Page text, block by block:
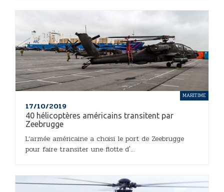
17/10/2019
40 hélicoptères américains transitent par
Zeebrugge
L’armée américaine a choisi le port de Zeebrugge
pour faire transiter une flotte d'...
MARITIME